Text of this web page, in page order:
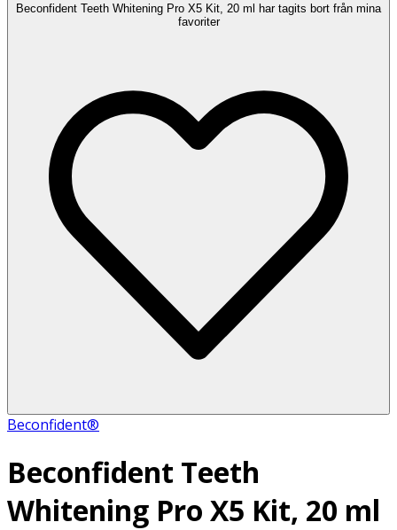
Beconfident Teeth Whitening Pro X5 Kit, 20 ml har tagits bort från mina
favoriter
Beconfident®
Beconfident Teeth
Whitening Pro X5 Kit, 20 ml